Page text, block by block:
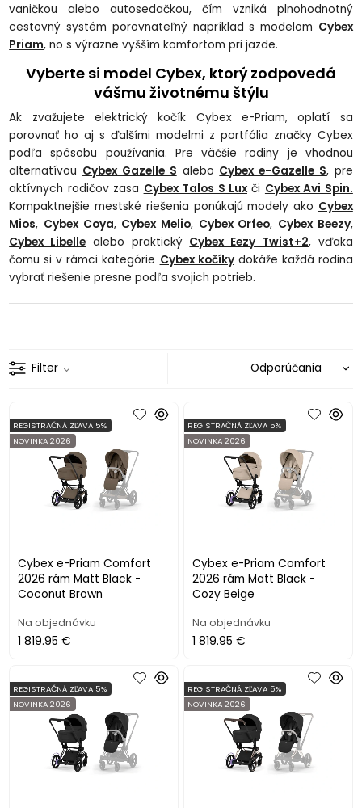
vaničkou alebo autosedačkou, čím vzniká plnohodnotný
cestovný systém porovnateľný napríklad s modelom Cybex
Priam, no s výrazne vyšším komfortom pri jazde.
Vyberte si model Cybex, ktorý zodpovedá
vášmu životnému štýlu
Ak zvažujete elektrický kočík Cybex e-Priam, oplatí sa
porovnať ho aj s ďalšími modelmi z portfólia značky Cybex
podľa spôsobu používania. Pre väčšie rodiny je vhodnou
alternatívou Cybex Gazelle S alebo Cybex e-Gazelle S, pre
aktívnych rodičov zasa Cybex Talos S Luxči Cybex Avi Spin.
Kompaktnejšie mestské riešenia ponúkajú modely ako Cybex
Mios, Cybex Coya, Cybex Melio, Cybex Orfeo, Cybex Beezy,
Cybex Libelle alebo praktický Cybex Eezy Twist+2, vďaka
čomu si v rámci kategórie Cybex kočíkydokáže každá rodina
vybrať riešenie presne podľa svojich potrieb.
Filter
Cybex e-Priam Comfort
2026 rám Matt Black -
Coconut Brown
REGISTRAČNÁ ZĽAVA 5%
NOVINKA 2026
Na objednávku
1 819.95 €
Cybex e-Priam Comfort
2026 rám Matt Black -
Cozy Beige
REGISTRAČNÁ ZĽAVA 5%
NOVINKA 2026
Na objednávku
1 819.95 €
REGISTRAČNÁ ZĽAVA 5%
NOVINKA 2026
REGISTRAČNÁ ZĽAVA 5%
NOVINKA 2026